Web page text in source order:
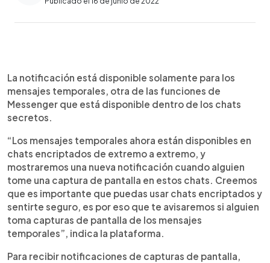
► Escuchar artículo
La notificación está disponible solamente para los
mensajes temporales, otra de las funciones de
Messenger que está disponible dentro de los chats
secretos.
“Los mensajes temporales ahora están disponibles en
chats encriptados de extremo a extremo, y
mostraremos una nueva notificación cuando alguien
tome una captura de pantalla en estos chats. Creemos
que es importante que puedas usar chats encriptados y
sentirte seguro, es por eso que te avisaremos si alguien
toma capturas de pantalla de los mensajes
temporales”, indica la plataforma.
Para recibir notificaciones de capturas de pantalla,